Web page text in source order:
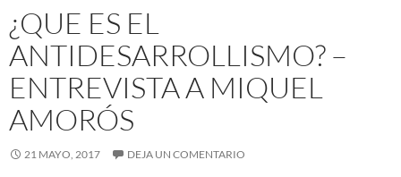
¿QUE ES EL
ANTIDESARROLLISMO? –
ENTREVISTA A MIQUEL
AMORÓS
21 MAYO, 2017 DEJA UN COMENTARIO